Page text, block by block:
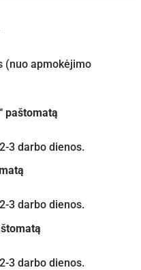
(nuo apmokėjimo
paštomatą
3 darbo dienos.
3 darbo dienos.
3 darbo dienos.